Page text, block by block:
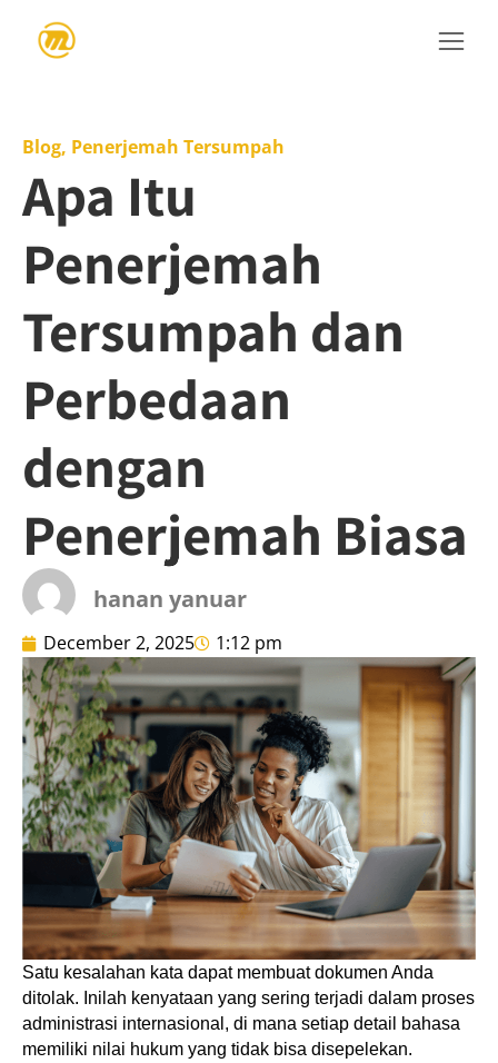
Blog, Penerjemah Tersumpah
Apa Itu
Penerjemah
Tersumpah dan
Perbedaan
dengan
Penerjemah Biasa
hanan yanuar
December 2, 2025 1:12 pm
Satu kesalahan kata dapat membuat dokumen Anda
ditolak. Inilah kenyataan yang sering terjadi dalam proses
administrasi internasional, di mana setiap detail bahasa
memiliki nilai hukum yang tidak bisa disepelekan.